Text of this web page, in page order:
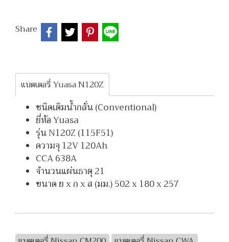
Share
แบตเตอรี่ Yuasa N120Z
ชนิดเติมน้ำกลั่น (Conventional)
ยี่ห้อ Yuasa
รุ่น N120Z (115F51)
ความจุ 12V 120Ah
CCA 638A
จำนวนแผ่นธาตุ 21
ขนาด ย x ก x ส (มม.) 502 x 180 x 257